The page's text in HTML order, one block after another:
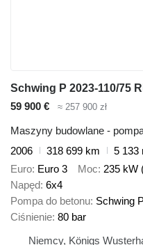
59 900 € ≈ 257 900 zł
Maszyny budowlane -
2006
318 699 km
5 133
Euro Euro 3 Moc 235 kW
Napęd 6x4
Pompa do betonu Schwing
Ciśnienie 80 bar
Niemcy, Königs